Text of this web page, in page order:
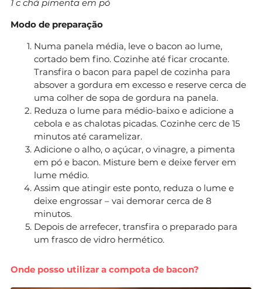
1 c chá pimenta em pó
Modo de preparação
Numa panela média, leve o bacon ao lume,
cortado bem fino. Cozinhe até ficar crocante.
Transfira o bacon para papel de cozinha para
absover a gordura em excesso e reserve cerca de
uma colher de sopa de gordura na panela.
Reduza o lume para médio-baixo e adicione a
cebola e as chalotas picadas. Cozinhe cerc de 15
minutos até caramelizar.
Adicione o alho, o açúcar, o vinagre, a pimenta
em pó e bacon. Misture bem e deixe ferver em
lume médio.
Assim que atingir este ponto, reduza o lume e
deixe engrossar – vai demorar cerca de 8
minutos.
Depois de arrefecer, transfira o preparado para
um frasco de vidro hermético.
Onde posso utilizar a compota de bacon?